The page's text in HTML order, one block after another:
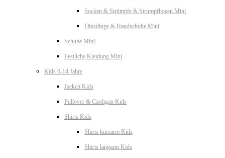
Socken & Strümpfe & Strumpfhosen Mini
Fäustlinge & Handschuhe Mini
Schuhe Mini
Festliche Kleidung Mini
Kids 6-14 Jahre
Jacken Kids
Pullover & Cardigan Kids
Shirts Kids
Shirts kurzarm Kids
Shirts langarm Kids